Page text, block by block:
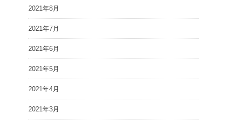
2021年8月
2021年7月
2021年6月
2021年5月
2021年4月
2021年3月